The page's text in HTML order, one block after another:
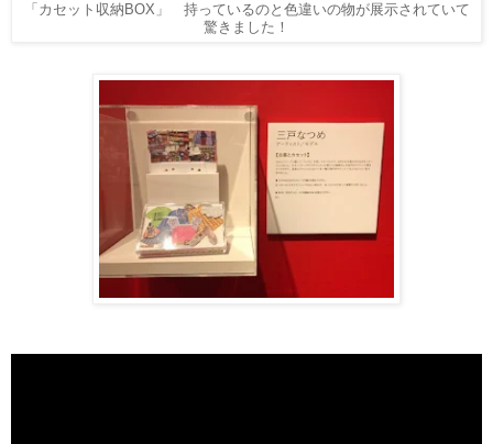
「カセット収納BOX」 持っているのと色違いの物が展示されていて
驚きました！